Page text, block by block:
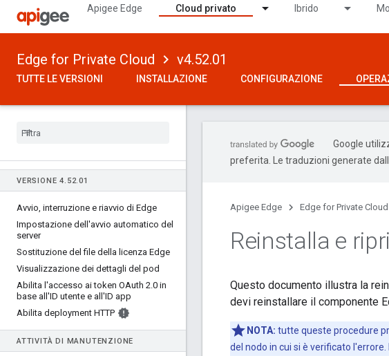
Apigee Edge Cloud privato Ibrido
Edge for Private Cloud v4.52.01
TUTTE LE VERSIONI INSTALLAZIONE CONFIGURAZIONE
VERSIONE 4. 52.01
Avvio, interruzione e riavvio di Edge
Impostazione dell'avvio automatico del
server
Sostituzione del file della licenza Edge
Visualizzazione dei dettagli del pod
Abilita l'accesso ai token OAuth 2.0 in
base all'ID utente e all'ID app
Abilita deployment HTTP
ATTIVITÀ DI MANUTENZIONE
Google
preferita. Le traduzioni generate
Apigee Edge Edge for Private Cloud
Reinstalla e
Questo documento illustra la
devi reinstallare il componente
NOTA: tutte queste procedure
del nodo in cui si è verificato